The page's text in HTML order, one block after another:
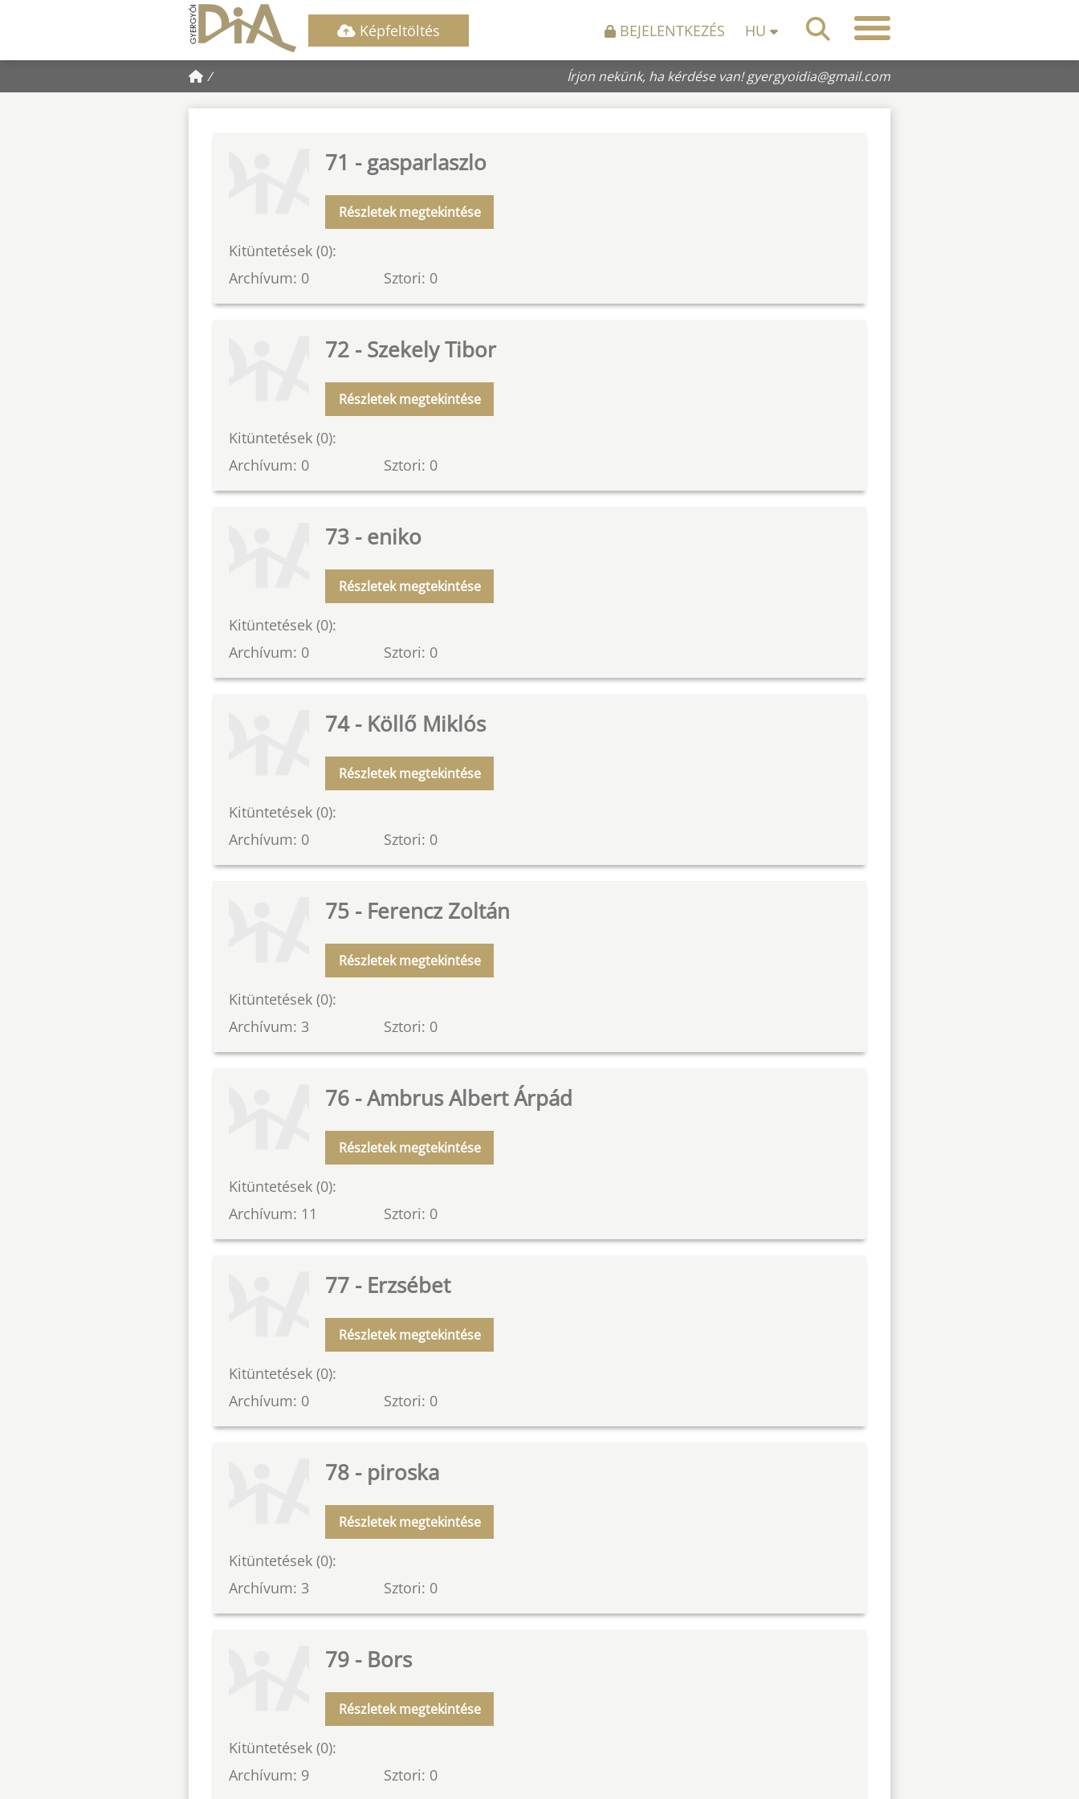
Képfeltöltés BEJELENTKEZÉS HU
/ Írjon nekünk, ha kérdése van!gyergyoidia@gmail.com
71 - gasparlaszlo
Részletek megtekintése
Kitüntetések (0):
Archívum: 0
Sztori: 0
72 - Szekely Tibor
Részletek megtekintése
Kitüntetések (0):
Archívum: 0
Sztori: 0
73 - eniko
Részletek megtekintése
Kitüntetések (0):
Archívum: 0
Sztori: 0
74 - Köllő Miklós
Részletek megtekintése
Kitüntetések (0):
Archívum: 0
Sztori: 0
75 - Ferencz Zoltán
Részletek megtekintése
Kitüntetések (0):
Archívum: 3
Sztori: 0
76 - Ambrus Albert Árpád
Részletek megtekintése
Kitüntetések (0):
Archívum: 11
Sztori: 0
77 - Erzsébet
Részletek megtekintése
Kitüntetések (0):
Archívum: 0
Sztori: 0
78 - piroska
Részletek megtekintése
Kitüntetések (0):
Archívum: 3
Sztori: 0
79 - Bors
Részletek megtekintése
Kitüntetések (0):
Archívum: 9
Sztori: 0